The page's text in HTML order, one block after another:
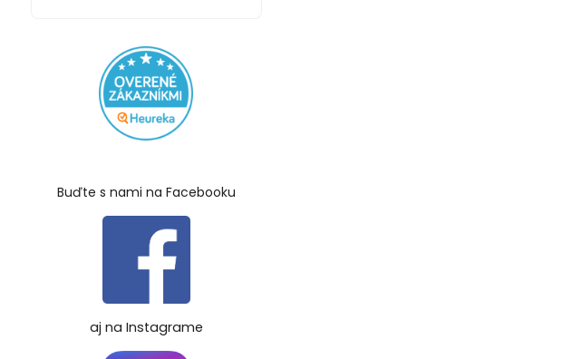
Buďte s nami na Facebooku
aj na Instagrame